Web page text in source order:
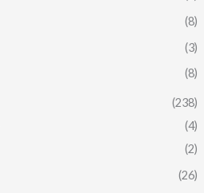
(8)
(3)
(8)
(238)
(4)
(2)
(26)